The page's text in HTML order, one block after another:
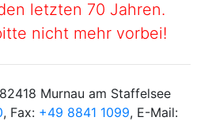
letzten 70 Jahren.
nicht mehr vorbei!
Murnau am Staffelsee
, Fax: +49 8841 1099, E-Mail: